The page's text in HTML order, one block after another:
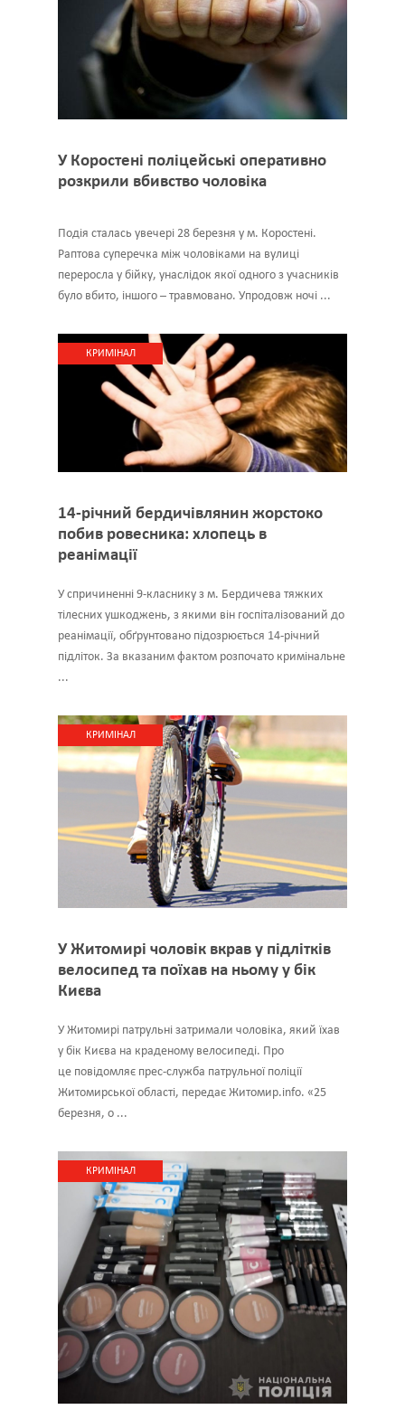
У Коростені поліцейські оперативно
розкрили вбивство чоловіка
Подія сталась увечері 28 березня у м. Коростені.
Раптова суперечка між чоловіками на вулиці
переросла у бійку, унаслідок якої одного з учасників
було вбито, іншого – травмовано. Упродовж ночі ...
КРИМІНАЛ
14-річний бердичівлянин жорстоко
побив ровесника: хлопець в
реанімації
У спричиненні 9-класнику з м. Бердичева тяжких
тілесних ушкоджень, з якими він госпіталізований до
реанімації, обґрунтовано підозрюється 14-річний
підліток. За вказаним фактом розпочато кримінальне
...
КРИМІНАЛ
У Житомирі чоловік вкрав у підлітків
велосипед та поїхав на ньому у бік
Києва
У Житомирі патрульні затримали чоловіка, який їхав
у бік Києва на краденому велосипеді. Про
це повідомляє прес-служба патрульної поліції
Житомирської області, передає Житомир.info. «25
березня, о ...
КРИМІНАЛ